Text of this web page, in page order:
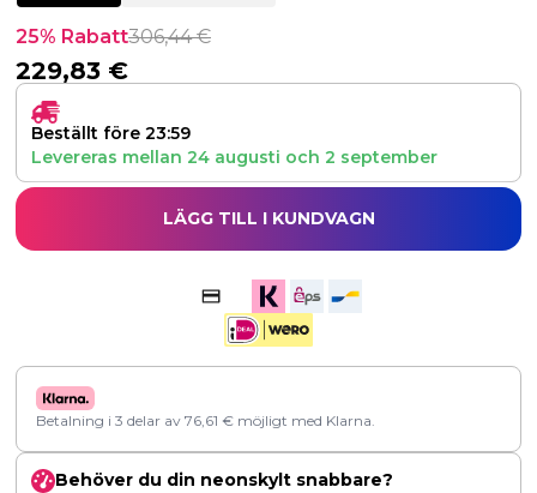
25% Rabatt306,44€
229,83 €
Beställt före 23:59
Levereras mellan 24 augusti och 2 september
LÄGG TILL I KUNDVAGN
Betalning i 3 delar av 76,61 € möjligt med Klarna.
Behöver du din neonskylt snabbare?